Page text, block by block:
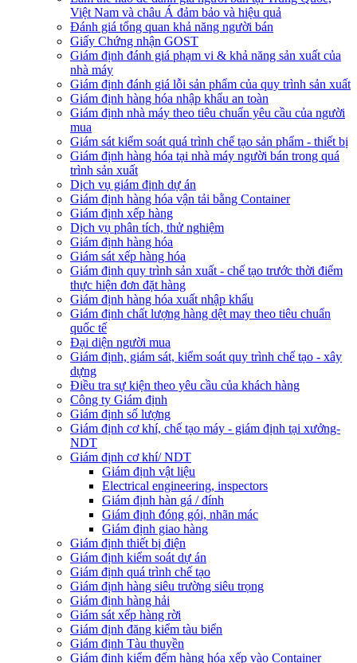
Việt Nam và châu Á đảm bảo và hiệu quả
Đánh giá tổng quan khả năng người bán
Giấy Chứng nhận GOST
Giám định đánh giá phạm vi & khả năng sản xuất của
nhà máy
Giám định đánh giá lỗi sản phẩm của quy trình sản xuất
Giám định hàng hóa nhập khẩu an toàn
Giám định nhà máy theo tiêu chuẩn yêu cầu của người
mua
Giám sát kiểm soát quá trình chế tạo sản phẩm - thiết bị
Giám định hàng hóa tại nhà máy người bán trong quá
trình sản xuất
Dịch vụ giám định dự án
Giám định hàng hóa vận tải bằng Container
Giám định xếp hàng
Dịch vụ phân tích, thử nghiệm
Giám định hàng hóa
Giám sát xếp hàng hóa
Giám định quy trình sản xuất - chế tạo trước thời điểm
thực hiện đơn đặt hàng
Giám định hàng hóa xuất nhập khẩu
Giám định chất lượng hàng dệt may theo tiêu chuẩn
quốc tế
Đại diện người mua
Giám định, giám sát, kiểm soát quy trình chế tạo - xây
dựng
Điều tra sự kiện theo yêu cầu của khách hàng
Công ty Giám định
Giám định số lượng
Giám định cơ khí, chế tạo máy - giám định tại xưởng-
NDT
Giám định cơ khí/ NDT
Giám định vật liệu
Electrical engineering, inspectors
Giám định hàn gá / đính
Giám định đóng gói, nhãn mác
Giám định giao hàng
Giám định thiết bị điện
Giám định kiểm soát dự án
Giám định quá trình chế tạo
Giám định hàng siêu trường siêu trọng
Giám định hàng hải
Giám sát xếp hàng rời
Giám định đăng kiểm tàu biển
Giám định Tàu thuyền
Giám định kiểm đếm hàng hóa xếp vào Container